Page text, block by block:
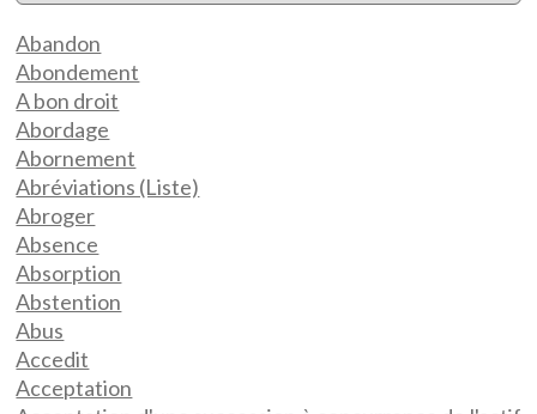
Abandon
Abondement
A bon droit
Abordage
Abornement
Abréviations (Liste)
Abroger
Absence
Absorption
Abstention
Abus
Accedit
Acceptation